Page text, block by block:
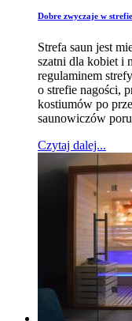
Dobre zwyczaje w
Strefa saun jest
szatni dla kobiet i
regulaminem
o strefie nagości,
kostiumów po
saunowiczów
Czytaj dalej...